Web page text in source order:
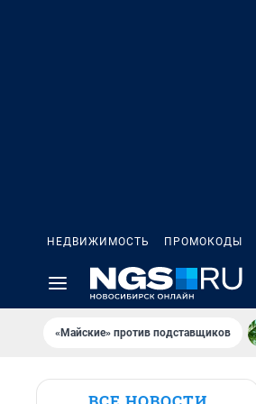
НЕДВИЖИМОСТЬ ПРОМОКОДЫ
«Майские» против подставщиков